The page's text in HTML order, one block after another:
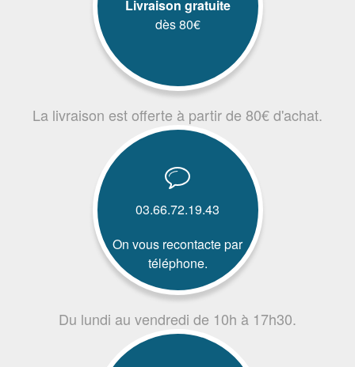
Livraison gratuite
dès 80€
La livraison est offerte à partir de 80€ d'achat.
03.66.72.19.43
On vous recontacte par
téléphone.
Du lundi au vendredi de 10h à 17h30.